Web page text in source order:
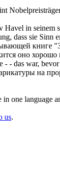
Havel in seinem
dass sie Sinn
книге
оно хорошо
- das war,
на
one language
us.